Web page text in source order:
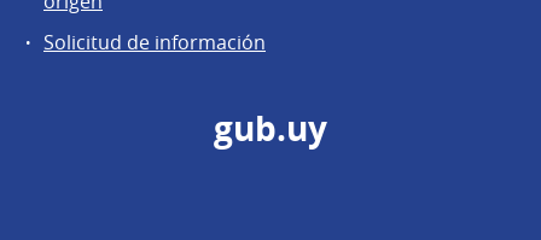
Solicitud de información
gub.uy